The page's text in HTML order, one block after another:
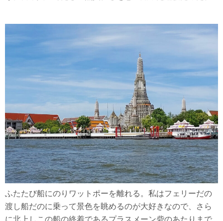
ふたたび船にのりワットポーを離れる。私はフェリーだの
渡し船だのに乗って景色を眺めるのが大好きなので、さら
に北上しこの船の終着であるプラスメーン砦のあたりまで